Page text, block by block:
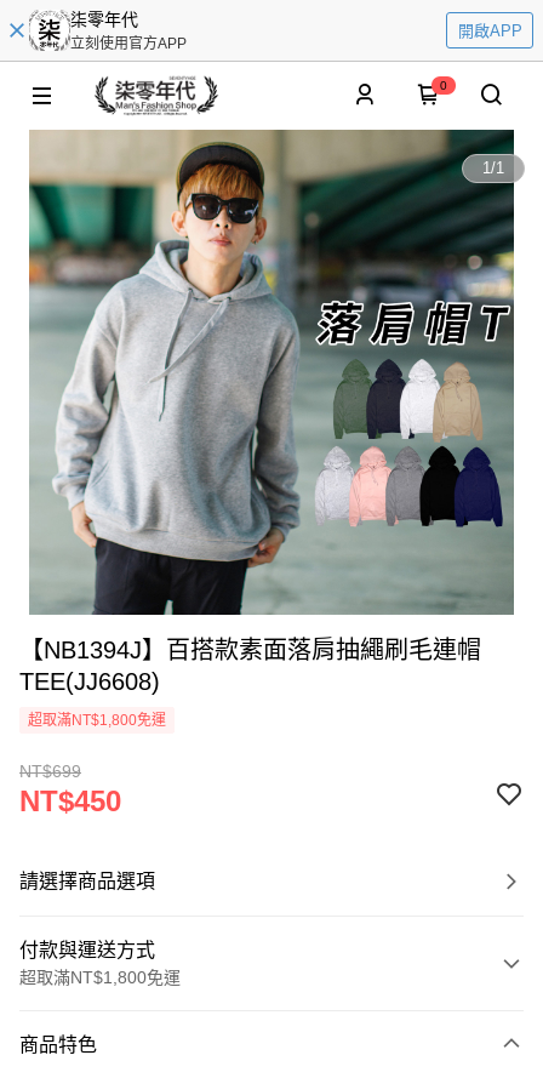
柒零年代
立刻使用官方APP
開啟APP
0
1/1
【NB1394J】百搭款素面落肩抽繩刷毛連帽
TEE(JJ6608)
超取滿NT$1,800免運
NT$699
NT$450
請選擇商品選項
付款與運送方式
超取滿NT$1,800免運
信用卡一次付款
商品特色